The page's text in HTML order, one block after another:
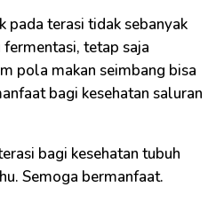
terasi tidak sebanyak
tetap saja
pola makan seimbang bisa
bagi kesehatan saluran
bagi kesehatan tubuh
Semoga bermanfaat.